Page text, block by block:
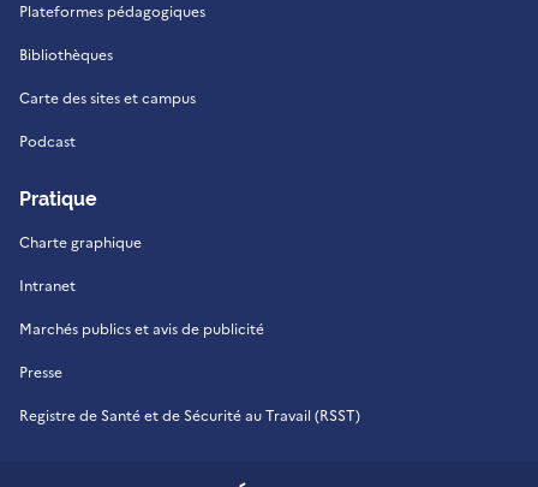
Plateformes pédagogiques
Bibliothèques
Carte des sites et campus
Podcast
Pratique
Charte graphique
Intranet
Marchés publics et avis de publicité
Presse
Registre de Santé et de Sécurité au Travail (RSST)